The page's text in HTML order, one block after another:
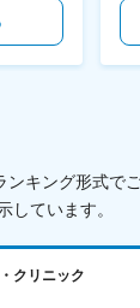
キング形式でご
しています。
クリニック